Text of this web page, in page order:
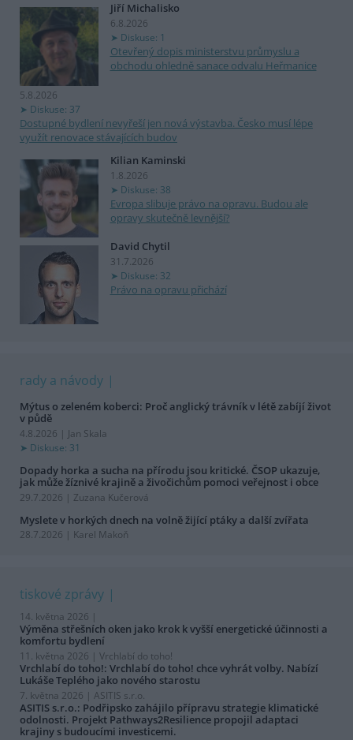
Jiří Michalisko
6.8.2026
Diskuse: 1
Otevřený dopis ministerstvu průmyslu a
obchodu ohledně sanace odvalu Heřmanice
5.8.2026
Diskuse: 37
Dostupné bydlení nevyřeší jen nová výstavba. Česko musí lépe
využít renovace stávajících budov
Kilian Kaminski
1.8.2026
Diskuse: 38
Evropa slibuje právo na opravu. Budou ale
opravy skutečně levnější?
David Chytil
31.7.2026
Diskuse: 32
Právo na opravu přichází
rady a návody
Mýtus o zeleném koberci: Proč anglický trávník v létě zabíjí život
v půdě
4.8.2026 | Jan Skala
Diskuse: 31
Dopady horka a sucha na přírodu jsou kritické. ČSOP ukazuje,
jak může žíznivé krajině a živočichům pomoci veřejnost i obce
29.7.2026 | Zuzana Kučerová
Myslete v horkých dnech na volně žijící ptáky a další zvířata
28.7.2026 | Karel Makoň
tiskové zprávy
14. května 2026 |
Výměna střešních oken jako krok k vyšší energetické účinnosti a
komfortu bydlení
11. května 2026 | Vrchlabí do toho!
Vrchlabí do toho!: Vrchlabí do toho! chce vyhrát volby. Nabízí
Lukáše Teplého jako nového starostu
7. května 2026 | ASITIS s.r.o.
ASITIS s.r.o.: Podřipsko zahájilo přípravu strategie klimatické
odolnosti. Projekt Pathways2Resilience propojil adaptaci
krajiny s budoucími investicemi.